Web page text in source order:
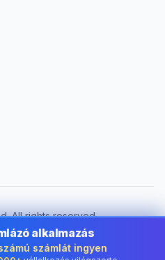
All rights reserved.
Hungary területén
Hungary
alkalmazás
számlát ingyen